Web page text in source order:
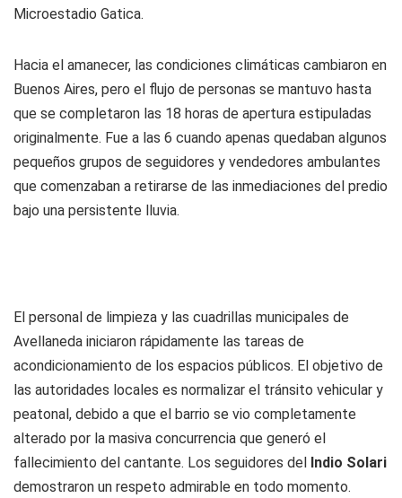
Microestadio Gatica.
Hacia el amanecer, las condiciones climáticas cambiaron en
Buenos Aires, pero el flujo de personas se mantuvo hasta
que se completaron las 18 horas de apertura estipuladas
originalmente. Fue a las 6 cuando apenas quedaban algunos
pequeños grupos de seguidores y vendedores ambulantes
que comenzaban a retirarse de las inmediaciones del predio
bajo una persistente lluvia.
El personal de limpieza y las cuadrillas municipales de
Avellaneda iniciaron rápidamente las tareas de
acondicionamiento de los espacios públicos. El objetivo de
las autoridades locales es normalizar el tránsito vehicular y
peatonal, debido a que el barrio se vio completamente
alterado por la masiva concurrencia que generó el
fallecimiento del cantante. Los seguidores del Indio Solari
demostraron un respeto admirable en todo momento.